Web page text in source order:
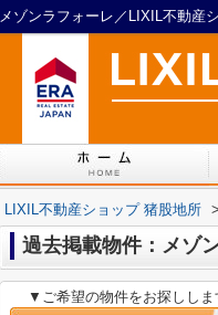
メゾンラフォーレ／LIXIL不動産
LIXIL不動産ショップ 猪股地所 >
過去掲載物件：メゾ
▼ご希望の物件をお探ししま